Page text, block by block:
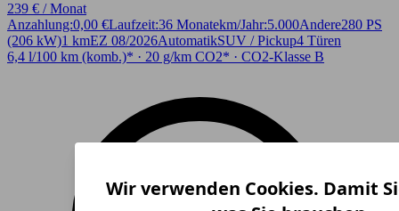
239 € / Monat
Anzahlung:0,00 €Laufzeit:36 Monatekm/Jahr:5.000Andere280 PS
(206 kW)1 kmEZ 08/2026AutomatikSUV / Pickup4 Türen
6,4 l/100 km (komb.)* · 20 g/km CO2* · CO2-Klasse B
Wir verwenden Cookies. Damit